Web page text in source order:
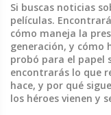
Si buscas noticias
películas.
cómo maneja la
generación, y cómo
probó para el papel
encontrarás lo que
hace, y por qué
los héroes vienen y